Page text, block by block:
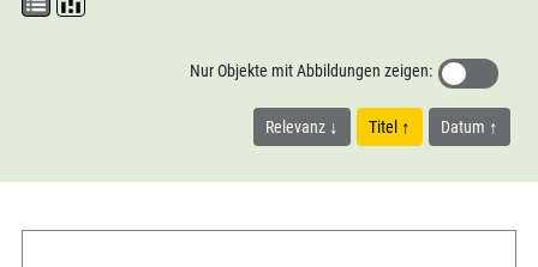
Relevanz Titel Datum
Nur Objekte mit Abbildungen zeigen: